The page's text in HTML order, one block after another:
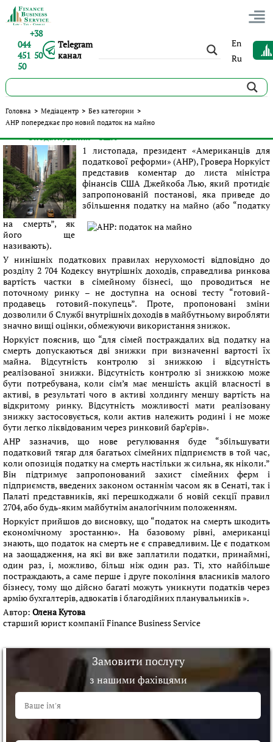
+38
044
451 50
50
Telegram
канал
En
Ru
Головна > Медіацентр > Без категории >
АНР попереджає про новий податок на майно
АНР попереджає про новий податок на майно
Опубліковано: Сергій Панов | 03.11.2016 Без категории
Теги: #Оподаткування #США
1 листопада, президент «Американців для
податкової реформи» (АНР), Гровера Норкуіст
представив коментар до листа міністра
фінансів США Джейкоба Лью, який протидіє
запропонованій постанові, яка приведе до
збільшення податку на майно (або “податку
на смерть”, як
його ще
називають).
У нинішніх податкових правилах нерухомості відповідно до
розділу 2 704 Кодексу внутрішніх доходів, справедлива ринкова
вартість частки в сімейному бізнесі, що проводиться не
поточному ринку – не доступна на основі тесту “готовий-
продавець готовий-покупець”. Проте, пропоновані зміни
дозволили б Службі внутрішніх доходів в майбутньому виробляти
значно вищі оцінки, обмежуючи використання знижок.
Норкуіст пояснив, що “для сімей постраждалих від податку на
смерть допускаються дві знижки при визначенні вартості їх
майна. Відсутність контролю зі знижкою і відсутність
реалізованої знижки. Відсутність контролю зі знижкою може
бути потребувана, коли сім’я має меншість акцій власності в
активі, в результаті чого в активі холдингу меншу вартість на
відкритому ринку. Відсутність можливості мати реалізовану
знижку застосовується, коли актив належить родині і не може
бути легко ліквідованим через ринковий бар’єрів».
АНР зазначив, що нове регулювання буде “збільшувати
податковий тягар для багатьох сімейних підприємств в той час,
коли опозиція податку на смерть настільки ж сильна, як ніколи.”
Він підтримує запропонований захист сімейних ферм і
підприємств, введених законом останнім часом як в Сенаті, так і
Палаті представників, які перешкоджали б новій секції правил
2704, або будь-яким майбутнім аналогічним положенням.
Норкуіст прийшов до висновку, що “податок на смерть шкодить
економічному зростанню». На базовому рівні, американці
знають, що податок на смерть не є справедливим. Це є податком
на заощадження, на які ви вже заплатили податки, принаймні,
один раз, і, можливо, більш ніж один раз. Ті, хто найбільше
постраждають, а саме перше і друге покоління власників малого
бізнесу, тому що дійсно багаті можуть уникнути податків через
армію бухгалтерів, адвокатів і благодійних планувальників ».
Автор: Олена Кутова
старший юрист компанії Finance Business Service
Замовити послугу
з нашими фахівцями